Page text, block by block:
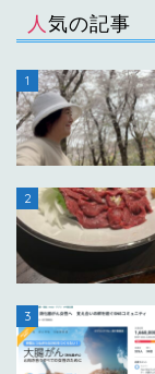
人気の記事
1
2
3